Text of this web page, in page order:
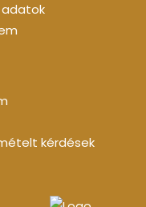
adatok
kérdések